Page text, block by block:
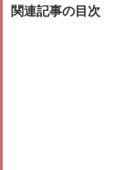
関連記事の目次